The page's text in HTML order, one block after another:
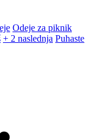
Odeje za piknik
+ 2 naslednja Puhaste